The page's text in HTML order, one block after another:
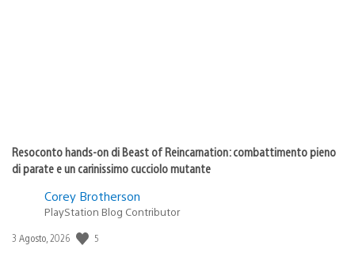
Resoconto hands-on di Beast of Reincarnation: combattimento pieno
di parate e un carinissimo cucciolo mutante
Corey Brotherson
PlayStation Blog Contributor
Data
3 Agosto, 2026 5